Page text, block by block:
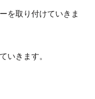
を取り付けていきま
いきます。